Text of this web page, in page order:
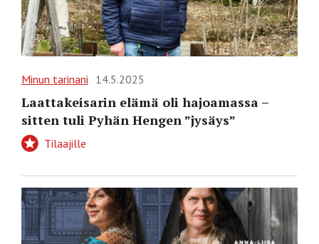
Minun tarinani 14.5.2025
Laattakeisarin elämä oli hajoamassa –
sitten tuli Pyhän Hengen ”jysäys”
Tilaajille